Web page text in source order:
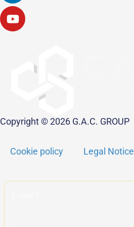
Copyright © 2026 G.A.C. GROUP
Cookie policy Legal Notice